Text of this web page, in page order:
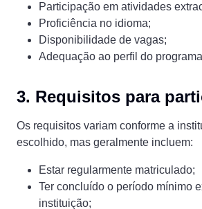
Participação em atividades
Proficiência no idioma;
Disponibilidade de vagas;
Adequação ao perfil do
3. Requisitos para
Os requisitos variam conforme a
escolhido, mas geralmente incluem:
Estar regularmente matriculado;
Ter concluído o período mínimo
instituição;